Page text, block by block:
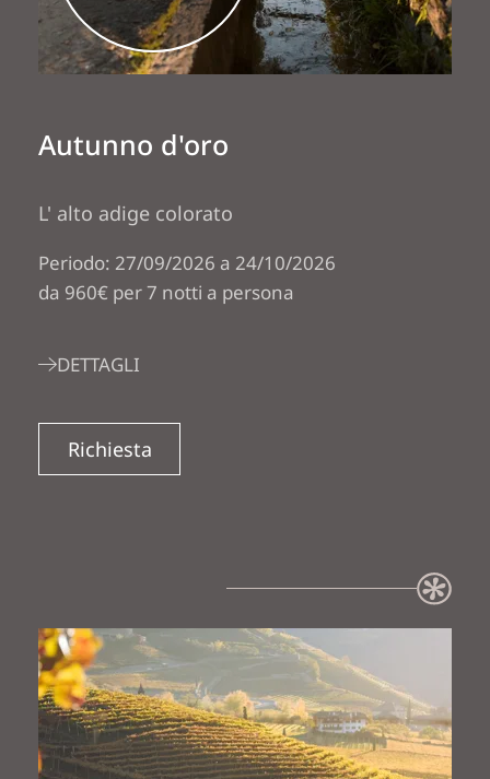
Autunno d'oro
L' alto adige colorato
Periodo: 27/09/2026 a 24/10/2026
da 960€ per 7 notti a persona
DETTAGLI
Richiesta